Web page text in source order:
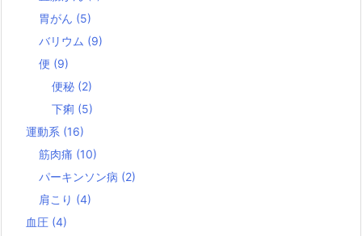
胃がん (5)
バリウム (9)
便 (9)
便秘 (2)
下痢 (5)
運動系 (16)
筋肉痛 (10)
パーキンソン病 (2)
肩こり (4)
血圧 (4)